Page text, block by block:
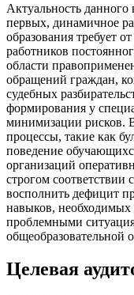
Актуальность
первых, динамичное
образования требует
работников
области
обращений граждан,
судебных
формирования у
минимизации рисков.
процессы, такие как
поведение
организаций
строгом соответствии
восполнить дефицит
навыков, необходимых
проблемными
общеобразовательной
Целевая